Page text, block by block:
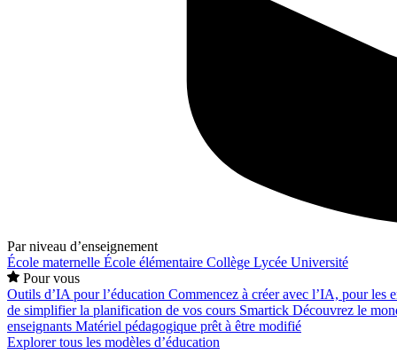
Par niveau d’enseignement
École maternelle École élémentaire Collège Lycée Université
Pour vous
Outils d’IA pour l’éducation Commencez à créer avec l’IA, pour les
de simplifier la planification de vos cours Smartick Découvrez le
enseignants Matériel pédagogique prêt à être modifié
Explorer tous les modèles d’éducation